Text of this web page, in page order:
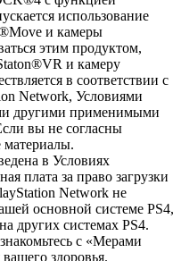
использование
и камеры
этим продуктом,
и камеру
в соответствии с
Network, Условиями
другими применимыми
вы не согласны
материалы.
в Условиях
плата за право загрузки
Network не
основной системе PS4,
других системах PS4.
с «Мерами
здоровья.